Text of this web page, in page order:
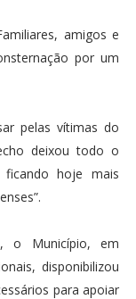
amigos e
por um
pelas vítimas do
deixou todo o
hoje mais
o Município, em
disponibilizou
para apoiar